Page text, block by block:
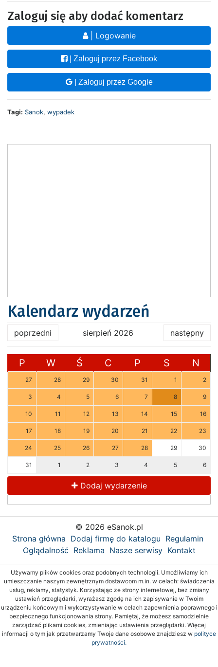
Zaloguj się aby dodać komentarz
| Logowanie
| Zaloguj przez Facebook
| Zaloguj przez Google
Tagi: Sanok, wypadek
Kalendarz wydarzeń
poprzedni sierpień 2026 następny
P W Ś C P S N
27 28 29 30 31 1 2
3 4 5 6 7 8 9
10 11 12 13 14 15 16
17 18 19 20 21 22 23
24 25 26 27 28 29 30
31 1 2 3 4 5 6
Dodaj wydarzenie
© 2026 eSanok.pl
Strona główna Dodaj firmę do katalogu Regulamin
Oglądalność Reklama Nasze serwisy Kontakt
Używamy plików cookies oraz podobnych technologii. Umożliwiamy ich
umieszczanie naszym zewnętrznym dostawcom m.in. w celach: świadczenia
usług, reklamy, statystyk. Korzystając ze strony internetowej, bez zmiany
ustawień przeglądarki, wyrażasz zgodę na ich zapisywanie w Twoim
urządzeniu końcowym i wykorzystywanie w celach zapewnienia poprawnego i
bezpiecznego funkcjonowania strony. Pamiętaj, że możesz samodzielnie
zarządzać plikami cookies, zmieniając ustawienia przeglądarki. Więcej
informacji o tym jak przetwarzamy Twoje dane osobowe znajdziesz w polityce
prywatności.